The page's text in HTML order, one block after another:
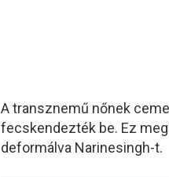
A transznemű nőnek
fecskendezték be. Ez
deformálva Narinesingh-t.